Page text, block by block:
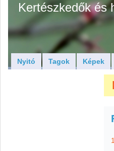
Kertészkedők és
Nyitó Tagok Képek